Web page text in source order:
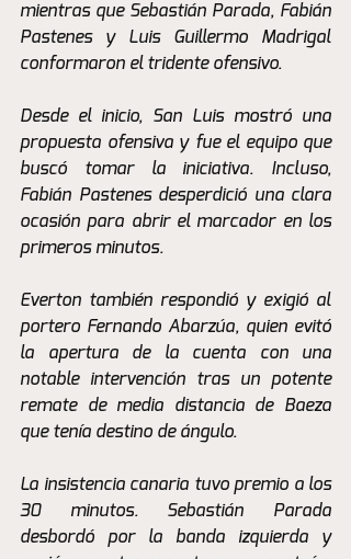
mientras que Sebastián Parada, Fabián
Pastenes y Luis Guillermo Madrigal
conformaron el tridente ofensivo.
Desde el inicio, San Luis mostró una
propuesta ofensiva y fue el equipo que
buscó tomar la iniciativa. Incluso,
Fabián Pastenes desperdició una clara
ocasión para abrir el marcador en los
primeros minutos.
Everton también respondió y exigió al
portero Fernando Abarzúa, quien evitó
la apertura de la cuenta con una
notable intervención tras un potente
remate de media distancia de Baeza
que tenía destino de ángulo.
La insistencia canaria tuvo premio a los
30 minutos. Sebastián Parada
desbordó por la banda izquierda y